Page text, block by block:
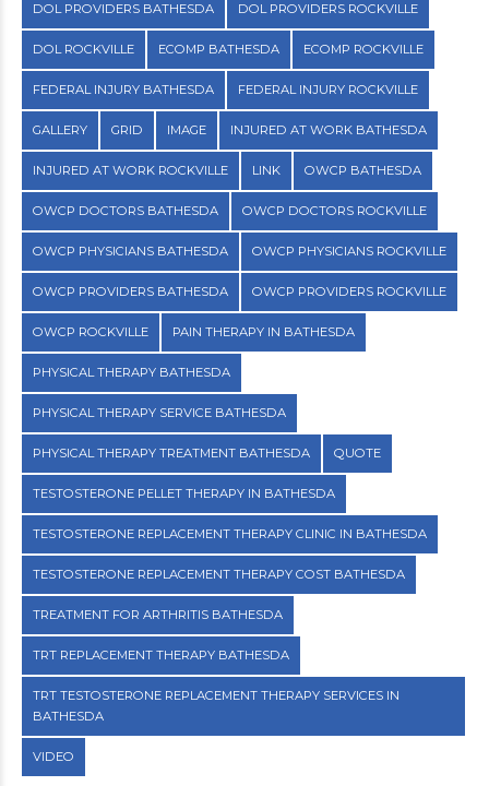
DOL PROVIDERS BATHESDA DOL PROVIDERS ROCKVILLE
DOL ROCKVILLE ECOMP BATHESDA ECOMP ROCKVILLE
FEDERAL INJURY BATHESDA FEDERAL INJURY ROCKVILLE
GALLERY GRID IMAGE INJURED AT WORK BATHESDA
INJURED AT WORK ROCKVILLE LINK OWCP BATHESDA
OWCP DOCTORS BATHESDA OWCP DOCTORS ROCKVILLE
OWCP PHYSICIANS BATHESDA OWCP PHYSICIANS ROCKVILLE
OWCP PROVIDERS BATHESDA OWCP PROVIDERS ROCKVILLE
OWCP ROCKVILLE PAIN THERAPY IN BATHESDA
PHYSICAL THERAPY BATHESDA
PHYSICAL THERAPY SERVICE BATHESDA
PHYSICAL THERAPY TREATMENT BATHESDA QUOTE
TESTOSTERONE PELLET THERAPY IN BATHESDA
TESTOSTERONE REPLACEMENT THERAPY CLINIC IN BATHESDA
TESTOSTERONE REPLACEMENT THERAPY COST BATHESDA
TREATMENT FOR ARTHRITIS BATHESDA
TRT REPLACEMENT THERAPY BATHESDA
TRT TESTOSTERONE REPLACEMENT THERAPY SERVICES IN
BATHESDA
VIDEO